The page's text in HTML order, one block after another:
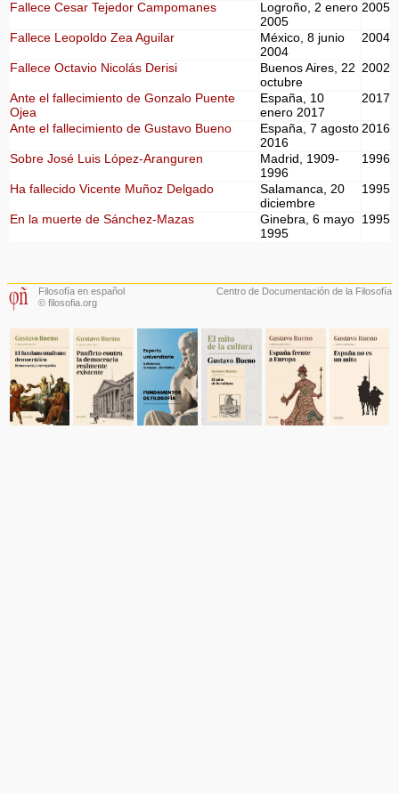
Fallece Cesar Tejedor Campomanes
Logroño, 2 enero
2005
2005
Fallece Leopoldo Zea Aguilar
México, 8 junio
2004
2004
Fallece Octavio Nicolás Derisi
Buenos Aires, 22
octubre
2002
Ante el fallecimiento de Gonzalo Puente
Ojea
España, 10
enero 2017
2017
Ante el fallecimiento de Gustavo Bueno
España, 7 agosto
2016
2016
Sobre José Luis López-Aranguren
Madrid, 1909-
1996
1996
Ha fallecido Vicente Muñoz Delgado
Salamanca, 20
diciembre
1995
En la muerte de Sánchez-Mazas
Ginebra, 6 mayo
1995
1995
Filosofía en español
© filosofia.org
Centro de Documentación de la Filosofía